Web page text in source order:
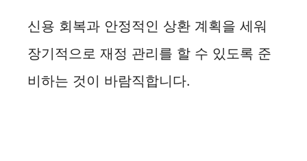
신용 회복과 안정적인 상환 계획을 세워
장기적으로 재정 관리를 할 수 있도록 준
비하는 것이 바람직합니다.